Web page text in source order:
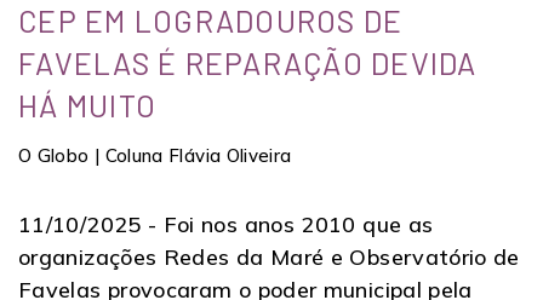
CEP EM LOGRADOUROS DE
FAVELAS É REPARAÇÃO DEVIDA
HÁ MUITO
O Globo | Coluna Flávia Oliveira
11/10/2025 - Foi nos anos 2010 que as
organizações Redes da Maré e Observatório de
Favelas provocaram o poder municipal pela